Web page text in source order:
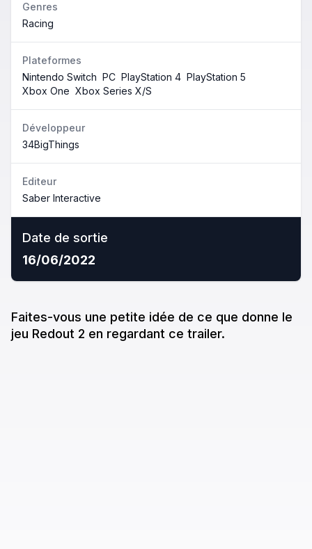
Genres
Racing
Plateformes
Nintendo Switch PC PlayStation 4 PlayStation 5
Xbox One Xbox Series X/S
Développeur
34BigThings
Editeur
Saber Interactive
Date de sortie
16/06/2022
Faites-vous une petite idée de ce que donne le
jeu Redout 2 en regardant ce trailer.